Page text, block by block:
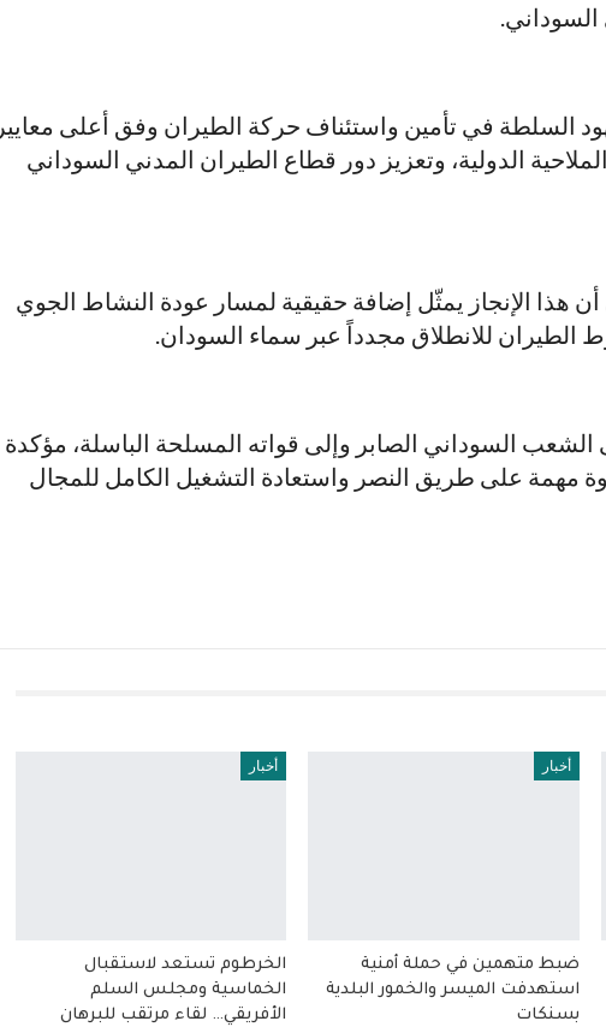
السوداني.
السلطة في تأمين واستئناف حركة الطيران وفق أعلى معايير
الدولية، وتعزيز دور قطاع الطيران المدني السوداني
هذا الإنجاز يمثّل إضافة حقيقية لمسار عودة النشاط الجوي
الطيران للانطلاق مجدداً عبر سماء السودان.
السوداني الصابر وإلى قواته المسلحة الباسلة، مؤكدة
مهمة على طريق النصر واستعادة التشغيل الكامل للمجال
أخبار
ضبط متهمين في حملة أمنية
استهدفت الميسر والخمور البلدية
بسنكات
أخبار
الخرطوم تستعد لاستقبال
الخماسية ومجلس السلم
الأفريقي… لقاء مرتقب للبرهان